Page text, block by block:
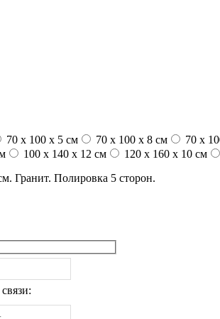
70 x 100 x 5 см 70 x 100 x 8 см 70 x
100 x 140 x 12 см 120 x 160 x 10 см
Гранит. Полировка 5 сторон.